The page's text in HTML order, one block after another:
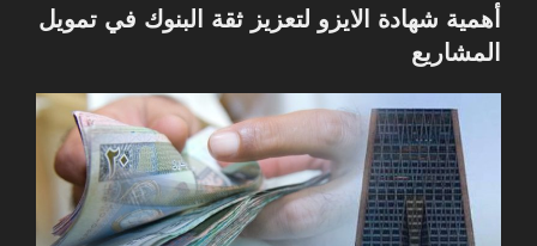
فيأهمية شهادة الايزو لتعزيز ثقة البنوك في تمويل
المشاريع